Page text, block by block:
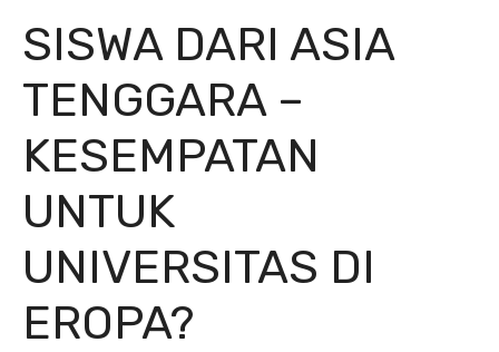
SISWA DARI ASIA
TENGGARA –
KESEMPATAN
UNTUK
UNIVERSITAS DI
EROPA?